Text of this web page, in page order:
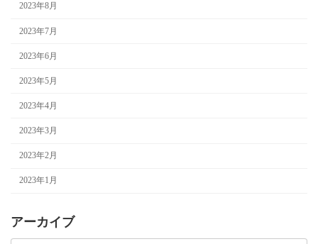
2023年8月
2023年7月
2023年6月
2023年5月
2023年4月
2023年3月
2023年2月
2023年1月
アーカイブ
ア